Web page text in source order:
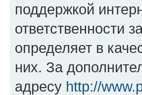
поддержкой
ответственности
определяет в
них. За
адресу http://